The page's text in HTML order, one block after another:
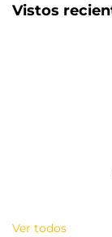
Vistos
Ver todos